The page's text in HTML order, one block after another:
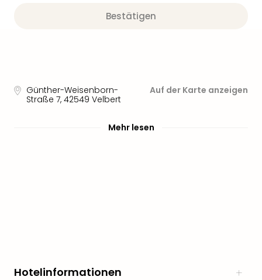
Bestätigen
Günther-Weisenborn-
Straße 7, 42549 Velbert
Auf der Karte anzeigen
Mehr lesen
Hotelinformationen